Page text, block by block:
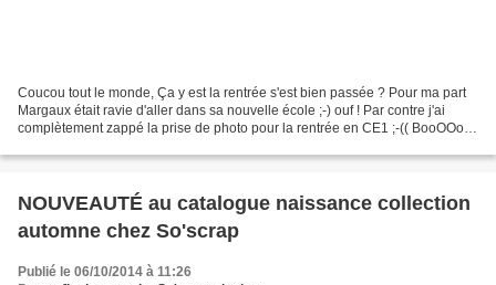
Coucou tout le monde, Ça y est la rentrée s'est bien passée ? Pour ma part
Margaux était ravie d'aller dans sa nouvelle école ;-) ouf ! Par contre j'ai
complètement zappé la prise de photo pour la rentrée en CE1 ;-(( BooOOoO
NOUVEAUTÉ au catalogue naissance collection
automne chez So'scrap
Publié le 06/10/2014 à 11:26